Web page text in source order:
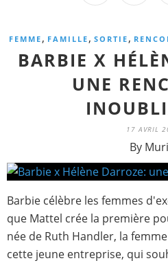
FEMME, FAMILLE, SORTIE,
BARBIE X
UNE
17 AVRIL
By
Barbie célèbre les femmes
que Mattel crée la première
née de Ruth Handler, la
cette jeune entreprise, qui